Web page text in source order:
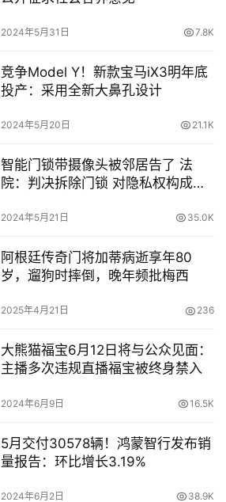
2024年5月31日 7.8K
竞争Model Y！新款宝马iX3明年底
投产：采用全新大鼻孔设计
2024年5月20日 21.1K
智能门锁带摄像头被邻居告了 法
院：判决拆除门锁 对隐私权构成威
2024年5月21日 35.0K
阿根廷传奇门将加蒂病逝享年80
岁，遛狗时摔倒，晚年频批梅西
2025年4月21日 236
大熊猫福宝6月12日将与公众见面：
主播多次违规直播福宝被终身禁入
2024年6月9日 16.5K
5月交付30578辆！鸿蒙智行发布销
量报告：环比增长3.19%
2024年6月2日 38.9K